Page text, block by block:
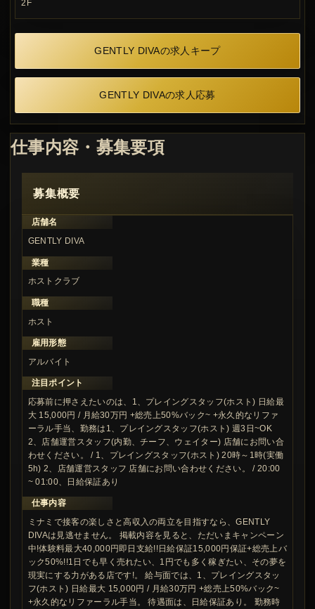
2F
GENTLY DIVAの求人キープ
GENTLY DIVAの求人応募
仕事内容・募集要項
募集概要
店舗名
GENTLY DIVA
業種
ホストクラブ
職種
ホスト
雇用形態
アルバイト
注目ポイント
応募前に押さえたいのは、1、プレイングスタッフ(ホスト) 日給最
大 15,000円 / 月給30万円 +総売上50%バック~ +永久的なリファ
ーラル手当、勤務は1、プレイングスタッフ(ホスト) 週3日~OK
2、店舗運営スタッフ(内勤、チーフ、ウェイター) 店舗にお問い合
わせください。 / 1、プレイングスタッフ(ホスト) 20時～1時(実働
5h) 2、店舗運営スタッフ 店舗にお問い合わせください。 / 20:00
~ 01:00、日給保証あり
仕事内容
ミナミで接客の楽しさと高収入の両立を目指すなら、GENTLY
DIVAは見逃せません。 掲載内容を見ると、ただいまキャンペーン
中!体験料最大40,000円即日支給!!日給保証15,000円保証+総売上バ
ック50%!!1日でも早く売れたい、1円でも多く稼ぎたい、その夢を
現実にする力がある店です!。 給与面では、1、プレイングスタッ
フ(ホスト) 日給最大 15,000円 / 月給30万円 +総売上50%バック~
+永久的なリファーラル手当。 待遇面は、日給保証あり。 勤務時